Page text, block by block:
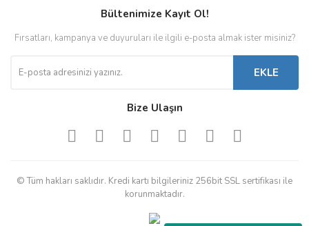
Bültenimize Kayıt Ol!
Fırsatları, kampanya ve duyuruları ile ilgili e-posta almak ister misiniz?
EKLE
Bize Ulaşın
© Tüm hakları saklıdır. Kredi kartı bilgileriniz 256bit SSL sertifikası ile
korunmaktadır.